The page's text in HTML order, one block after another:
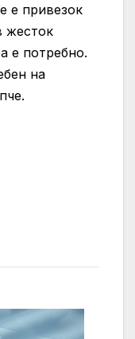
е привезок
жесток
е потребно.
на